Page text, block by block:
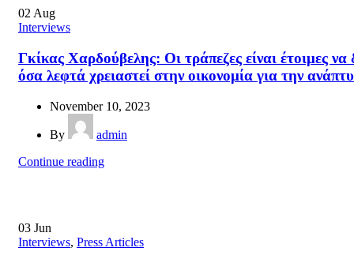
02 Aug
Interviews
Γκίκας Χαρδούβελης: Οι τράπεζες είναι έτοιμες
όσα λεφτά χρειαστεί στην οικονομία για την
November 10, 2023
By
admin
Continue reading
03 Jun
Interviews, Press Articles